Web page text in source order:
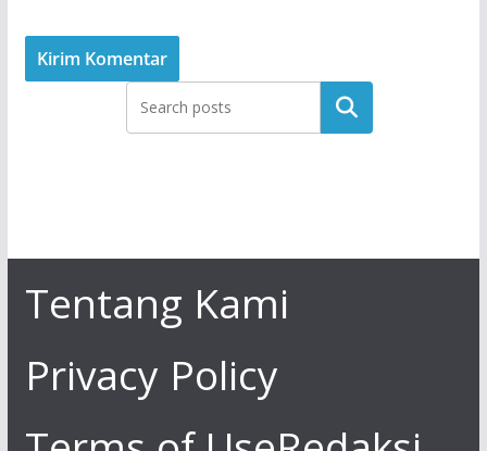
Tentang Kami
Privacy Policy